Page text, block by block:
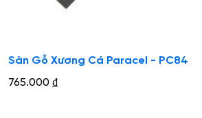
Sàn Gỗ Xương Cá Paracel - PC84
765.000 ₫